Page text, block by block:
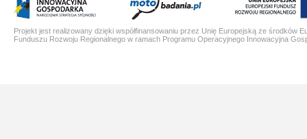
Projekt jest realizowany dzięki współfinansowaniu przez Unię Europejską ze środków
Funduszu Rozwoju Regionalnego w ramach Programu Operacyjnego Innowacyjna